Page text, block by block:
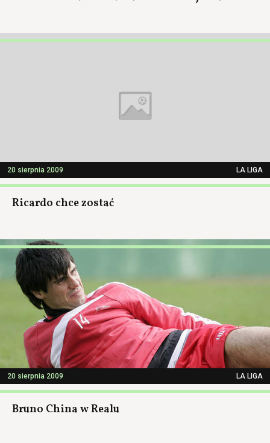
20 sierpnia 2009 LA LIGA
Ricardo chce zostać
20 sierpnia 2009 LA LIGA
Bruno China w Realu